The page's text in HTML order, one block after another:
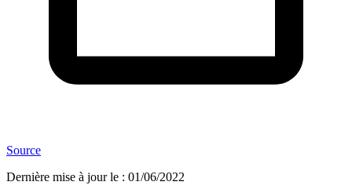
Source
Dernière mise à jour le : 01/06/2022